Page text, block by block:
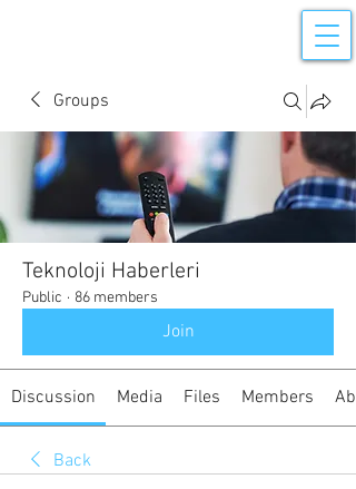
Groups
Teknoloji Haberleri
Public · 86 members
Join
Discussion Media Files Members
Back